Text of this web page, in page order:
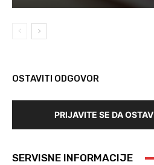
OSTAVITI ODGOVOR
PRIJAVITE SE DA
SERVISNE INFORMACIJE